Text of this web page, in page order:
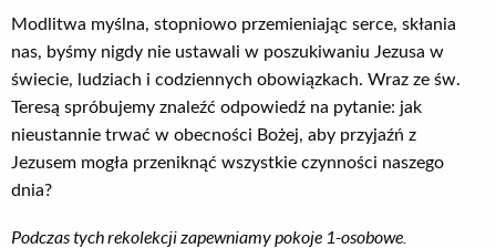
Modlitwa myślna, stopniowo przemieniając serce, skłania
nas, byśmy nigdy nie ustawali w poszukiwaniu Jezusa w
świecie, ludziach i codziennych obowiązkach. Wraz ze św.
Teresą spróbujemy znaleźć odpowiedź na pytanie: jak
nieustannie trwać w obecności Bożej, aby przyjaźń z
Jezusem mogła przeniknąć wszystkie czynności naszego
dnia?
Podczas tych rekolekcji zapewniamy pokoje 1-osobowe.